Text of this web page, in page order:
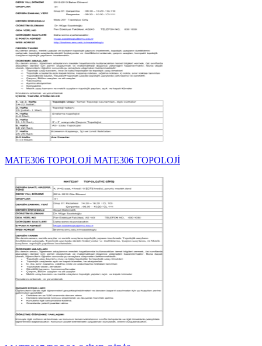
MATE306 TOPOLOJİ MATE306 TOPOLOJİ